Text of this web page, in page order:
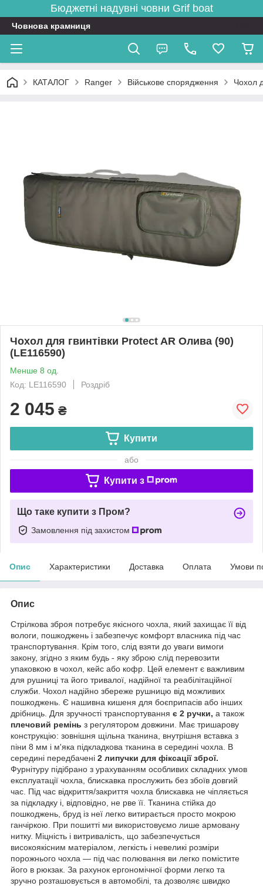
Бюджетні надувні човни Grif boat
Човнова крамниця
КАТАЛОГ Ranger Військове спорядження Чохол
Чохол для гвинтівки Protect AR Олива (90)
(LE116590)
Менше 8 од.
Код: LE116590
Роздріб
2 045 ₴
Купити
або
Купити з
Що таке купити з Пром?
Замовлення під захистом
Опис Характеристики Доставка Оплата Умови
Опис
Стрілкова зброя потребує якісного чохла, який захищає її від
вологи, пошкоджень і забезпечує комфорт власника під час
транспортування. Крім того, слід взяти до уваги вимоги
закону, згідно з яким будь - яку зброю слід перевозити
упаковкою в чохол, кейс або кофр. Цей елемент є важливим
для рушниці та його тривалої, надійної та реабілітаційної
служби. Чохол надійно збереже рушницю від можливих
пошкоджень. Є нашивна кишеня для боєприпасів або інших
дрібниць. Для зручності транспортування є 2 ручки, а також
плечовий ремінь з регулятором довжини. Має тришарову
конструкцію: зовнішня щільна тканина, внутрішня вставка з
піни 8 мм і м'яка підкладкова тканина в середині чохла. В
середині передбачені 2 липучки для фіксації зброї.
Фурнітуру підібрано з урахуванням особливих складних умов
експлуатації чохла, блискавка прослужить без збоїв довгий
час. Під час відкриття/закриття чохла блискавка не чіпляється
за підкладку і, відповідно, не рве її. Тканина стійка до
пошкоджень, бруд із неї легко витирається просто мокрою
ганчіркою. При пошитті ми використовуємо лише армовану
нитку. Міцність і витривалість, що забезпечується
високоякісним матеріалом, легкість і невеликі розміри
порожнього чохла — під час полювання ви легко помістите
його в рюкзак. За рахунок ергономічної форми легко та
зручно розташовується в автомобілі, та дозволяє швидко